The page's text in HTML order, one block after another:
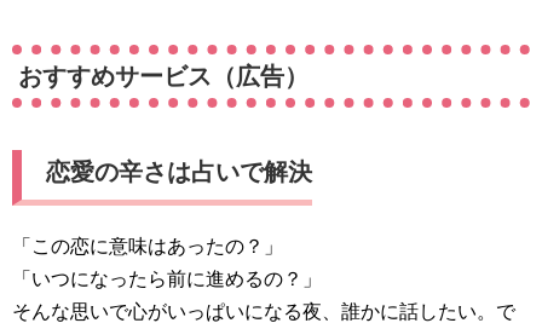
おすすめサービス（広告）
恋愛の辛さは占いで解決
「この恋に意味はあったの？」
「いつになったら前に進めるの？」
そんな思いで心がいっぱいになる夜、誰かに話したい。で